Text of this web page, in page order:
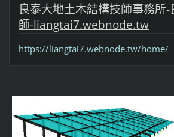
良泰大地土木結構技師事務所
師-liangtai7.webnode.tw
https://liangtai7.webnode.tw/home/